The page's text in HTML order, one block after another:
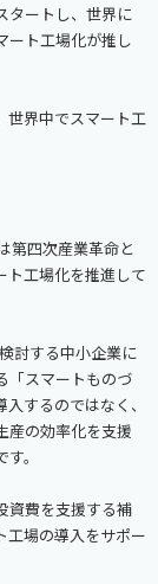
タートし、世界に
ート工場化が推し
世界中でスマート工
第四次産業革命と
ト工場化を推進して
討する中小企業に
「スマートものづ
するのではなく、
産の効率化を支援
。
資費を支援する補
工場の導入をサポー